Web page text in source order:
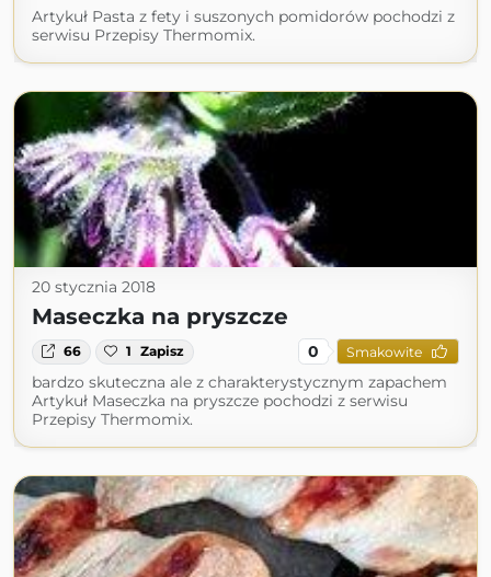
Artykuł Pasta z fety i suszonych pomidorów pochodzi z
serwisu Przepisy Thermomix.
20 stycznia 2018
Maseczka na pryszcze
66 1 Zapisz 0 Smakowite
bardzo skuteczna ale z charakterystycznym zapachem
Artykuł Maseczka na pryszcze pochodzi z serwisu
Przepisy Thermomix.